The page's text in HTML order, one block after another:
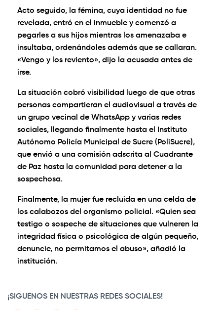
Acto seguido, la fémina, cuya identidad no fue
revelada, entró en el inmueble y comenzó a
pegarles a sus hijos mientras los amenazaba e
insultaba, ordenándoles además que se callaran.
«Vengo y los reviento», dijo la acusada antes de
irse.
La situación cobró visibilidad luego de que otras
personas compartieran el audiovisual a través de
un grupo vecinal de WhatsApp y varias redes
sociales, llegando finalmente hasta el Instituto
Autónomo Policía Municipal de Sucre (PoliSucre),
que envió a una comisión adscrita al Cuadrante
de Paz hasta la comunidad para detener a la
sospechosa.
Finalmente, la mujer fue recluida en una celda de
los calabozos del organismo policial. «Quien sea
testigo o sospeche de situaciones que vulneren la
integridad física o psicológica de algún pequeño,
denuncie, no permitamos el abuso», añadió la
institución.0:00
¡SIGUENOS EN NUESTRAS REDES SOCIALES!